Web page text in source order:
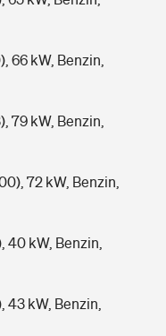
66 kW, Benzin,
79 kW, Benzin,
72 kW, Benzin,
40 kW, Benzin,
43 kW, Benzin,